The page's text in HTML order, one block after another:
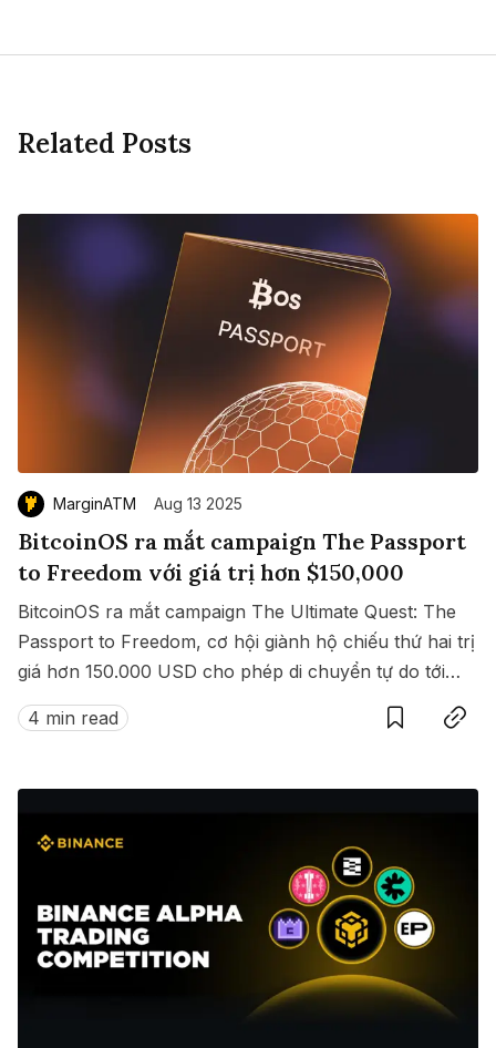
Related Posts
MarginATM Aug 13 2025
BitcoinOS ra mắt campaign The Passport
to Freedom với giá trị hơn $150,000
BitcoinOS ra mắt campaign The Ultimate Quest: The
Passport to Freedom, cơ hội giành hộ chiếu thứ hai trị
giá hơn 150.000 USD cho phép di chuyển tự do tới
hàng loạt quốc gia không cần visa.
4 min read
SaveCopy link